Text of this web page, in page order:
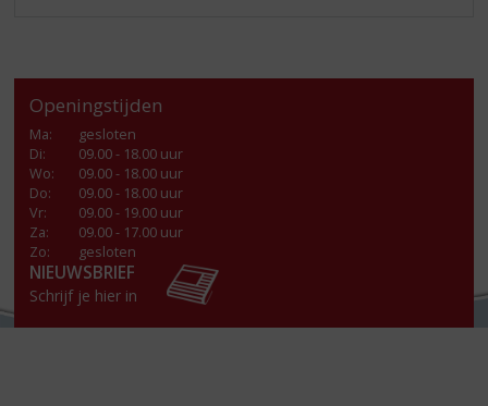
Openingstijden
Ma:
gesloten
Di:
09.00 - 18.00 uur
Wo:
09.00 - 18.00 uur
Do:
09.00 - 18.00 uur
Vr:
09.00 - 19.00 uur
Za:
09.00 - 17.00 uur
Zo:
gesloten
NIEUWSBRIEF
Schrijf je hier in